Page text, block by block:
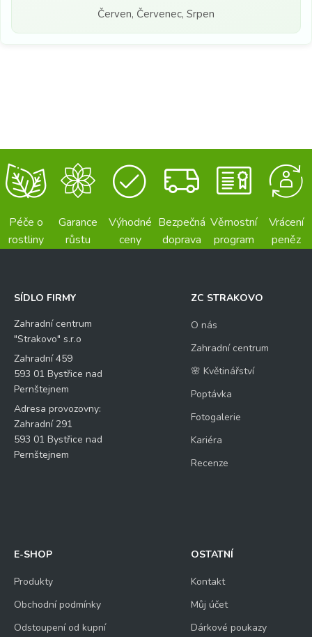
Červen, Červenec, Srpen
Péče o
rostliny
Garance
růstu
Výhodné
ceny
Bezpečná
doprava
Věrnostní
program
Vrácení
peněz
SÍDLO FIRMY
Zahradní centrum
"Strakovo" s.r.o
Zahradní 459
593 01 Bystřice nad
Pernštejnem
Adresa provozovny:
Zahradní 291
593 01 Bystřice nad
Pernštejnem
ZC STRAKOVO
O nás
Zahradní centrum
🌸 Květinářství
Poptávka
Fotogalerie
Kariéra
Recenze
E-SHOP
Produkty
Obchodní podmínky
Odstoupení od kupní
OSTATNÍ
Kontakt
Můj účet
Dárkové poukazy